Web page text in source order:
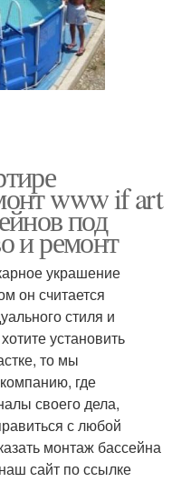
www if art
под
и ремонт
украшение
он считается
стиля и
установить
то мы
где
своего дела,
с любой
монтаж бассейна
сайт по ссылке